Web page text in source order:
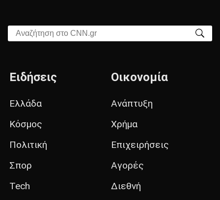
Αναζήτηση στο CNN.gr
Ειδήσεις
Ελλάδα
Κόσμος
Πολιτική
Σπορ
Tech
Οικονομία
Ανάπτυξη
Χρήμα
Επιχειρήσεις
Αγορές
Διεθνή